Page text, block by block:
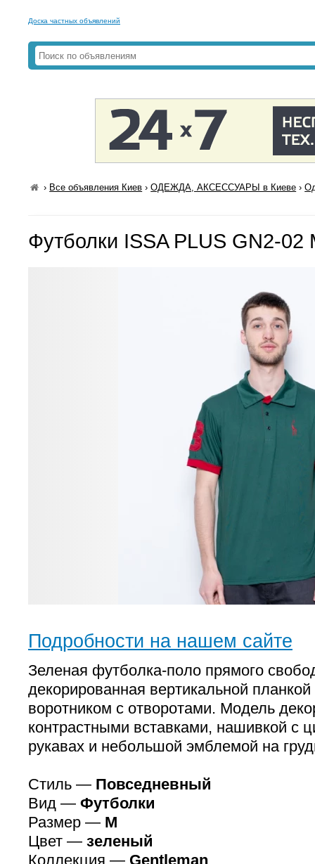
Доска частных объявлений
› Все объявления Киев ›ОДЕЖДА, АКСЕССУАРЫ в Киеве ›
Футболки ISSA PLUS GN2-02
Подробности на нашем сайте
Зеленая футболка-поло прямого
декорированная вертикальной
воротником с отворотами. Модель
контрастными вставками, нашивкой с
рукавах и небольшой эмблемой на
Стиль — Повседневный
Вид — Футболки
Размер — M
Цвет — зеленый
Коллекция — Gentleman